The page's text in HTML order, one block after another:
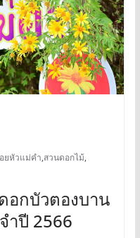
ยหัวแม่คำ,สวนดอกไม้,
อกบัวตองบาน
ำปี 2566